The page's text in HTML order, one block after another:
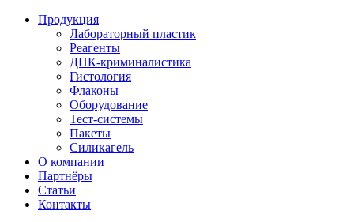
Продукция
Лабораторный пластик
Реагенты
ДНК-криминалистика
Гистология
Флаконы
Оборудование
Тест-системы
Пакеты
Силикагель
О компании
Партнёры
Статьи
Контакты